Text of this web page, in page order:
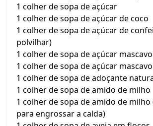
1 colher de sopa de açúcar
1 colher de sopa de açúcar de coco
1 colher de sopa de açúcar de
polvilhar)
1 colher de sopa de açúcar mascavo
1 colher de sopa de açúcar
1 colher de sopa de adoçante
1 colher de sopa de amido de milho
1 colher de sopa de amido de milho
para engrossar a calda)